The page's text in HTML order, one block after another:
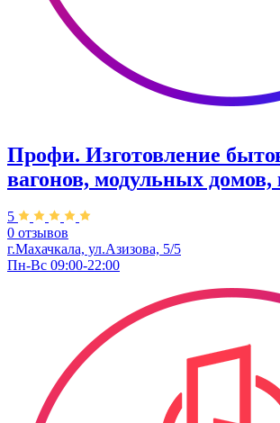
Профи. Изготовление
вагонов, модульных
5
0 отзывов
г.Махачкала, ул.Азизова, 5/5
Пн-Вс 09:00-22:00